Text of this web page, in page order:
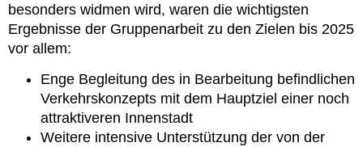
besonders widmen wird, waren die wichtigsten
Ergebnisse der Gruppenarbeit zu den Zielen bis 2025
vor allem:
Enge Begleitung des in Bearbeitung befindlichen
Verkehrskonzepts mit dem Hauptziel einer noch
attraktiveren Innenstadt
Weitere intensive Unterstützung der von der